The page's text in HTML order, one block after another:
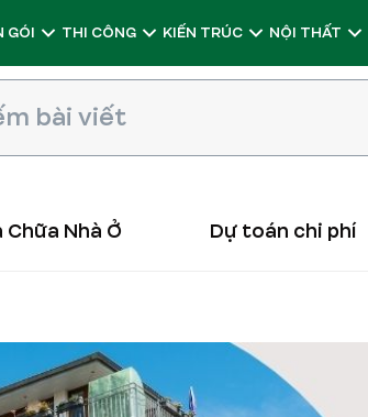
GÓI THI CÔNG KIẾN TRÚC NỘI THẤT
Chữa Nhà Ở Dự toán chi phí